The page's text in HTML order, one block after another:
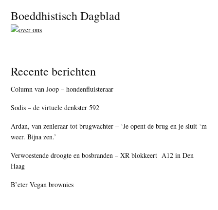
Footer
Boeddhistisch Dagblad
Recente berichten
Column van Joop – hondenfluisteraar
Sodis – de virtuele denkster 592
Ardan, van zenleraar tot brugwachter – ‘Je opent de brug en je sluit ‘m
weer. Bijna zen.’
Verwoestende droogte en bosbranden – XR blokkeert A12 in Den
Haag
B’eter Vegan brownies